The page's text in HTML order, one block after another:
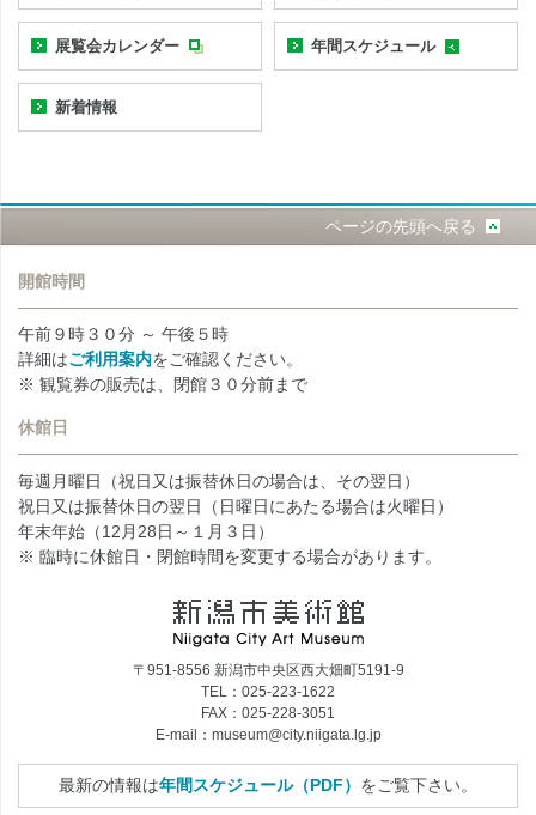
展覧会カレンダー 年間スケジュール
新着情報
ページの先頭へ戻る
開館時間
午前９時３０分 ～ 午後５時
詳細はご利用案内をご確認ください。
※ 観覧券の販売は、閉館３０分前まで
休館日
毎週月曜日（祝日又は振替休日の場合は、その翌日）
祝日又は振替休日の翌日（日曜日にあたる場合は火曜日）
年末年始（12月28日～１月３日）
※ 臨時に休館日・閉館時間を変更する場合があります。
〒951-8556 新潟市中央区西大畑町5191-9
TEL：025-223-1622
FAX：025-228-3051
E-mail：museum@city.niigata.lg.jp
最新の情報は年間スケジュール（PDF） をご覧下さい。